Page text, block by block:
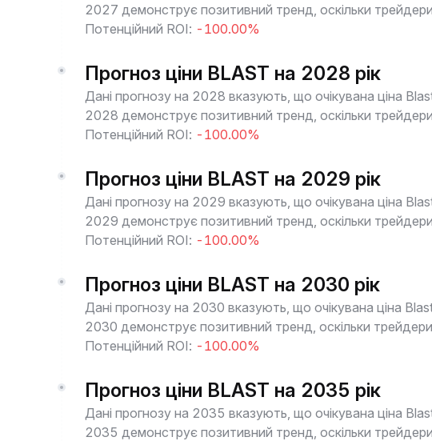
2027 демонструє позитивний тренд, оскільки
Потенційний ROI: -100.00%
Прогноз ціни BLAST на 2028 рік
Дані прогнозу на 2028 вказують, що очікувана ціна
2028 демонструє позитивний тренд, оскільки
Потенційний ROI: -100.00%
Прогноз ціни BLAST на 2029 рік
Дані прогнозу на 2029 вказують, що очікувана ціна
2029 демонструє позитивний тренд, оскільки
Потенційний ROI: -100.00%
Прогноз ціни BLAST на 2030 рік
Дані прогнозу на 2030 вказують, що очікувана ціна
2030 демонструє позитивний тренд, оскільки
Потенційний ROI: -100.00%
Прогноз ціни BLAST на 2035 рік
Дані прогнозу на 2035 вказують, що очікувана ціна
2035 демонструє позитивний тренд, оскільки